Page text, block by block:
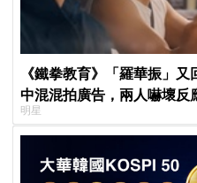
《鐵拳教育》「羅華振」
中混混拍廣告，兩人嚇壞反
明星